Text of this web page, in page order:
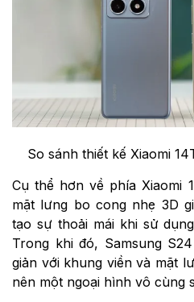
So sánh thiết kế Xiaomi
Cụ thể hơn về phía Xiaomi
mặt lưng bo cong nhẹ 3D
tạo sự thoải mái khi sử
Trong khi đó, Samsung
giản với khung viền và mặt
nên một ngoại hình vô cùng